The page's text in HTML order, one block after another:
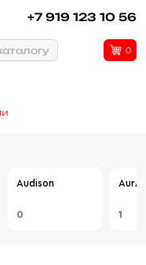
+7 919 123 10 56
0
Audison
0
AurA
1